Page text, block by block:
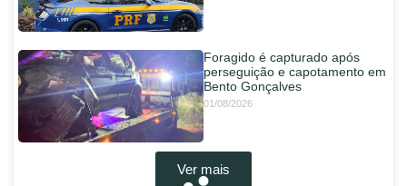
Foragido é capturado após
perseguição e capotamento em
Bento Gonçalves
01/08/2026
Ver mais